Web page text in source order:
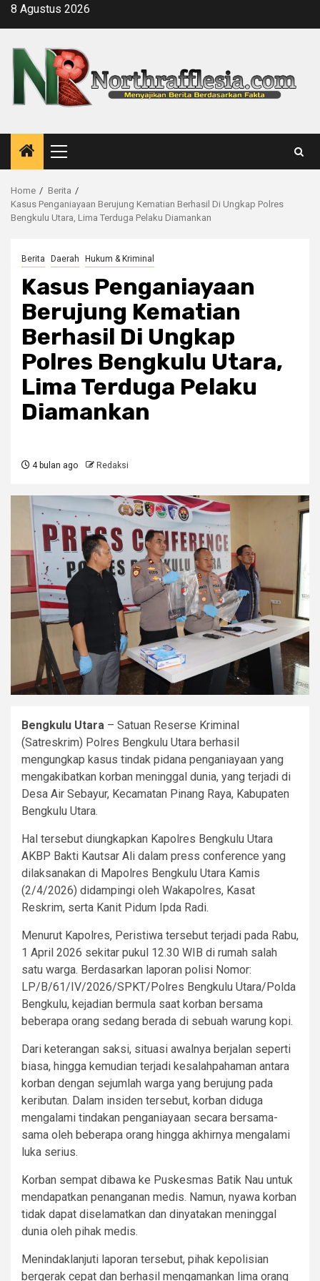
Skip8 Agustus 2026
Primary
Menu
Home
Berita
Kasus Penganiayaan Berujung Kematian Berhasil Di Ungkap Polres
Bengkulu Utara, Lima Terduga Pelaku Diamankan
Berita Daerah Hukum & Kriminal
Kasus Penganiayaan
Berujung Kematian
Berhasil Di Ungkap
Polres Bengkulu Utara,
Lima Terduga Pelaku
Diamankan
4 bulan ago Redaksi
Bengkulu Utara – Satuan Reserse Kriminal
(Satreskrim) Polres Bengkulu Utara berhasil
mengungkap kasus tindak pidana penganiayaan yang
mengakibatkan korban meninggal dunia, yang terjadi di
Desa Air Sebayur, Kecamatan Pinang Raya, Kabupaten
Bengkulu Utara.
Hal tersebut diungkapkan Kapolres Bengkulu Utara
AKBP Bakti Kautsar Ali dalam press conference yang
dilaksanakan di Mapolres Bengkulu Utara Kamis
(2/4/2026) didampingi oleh Wakapolres, Kasat
Reskrim, serta Kanit Pidum Ipda Radi.
Menurut Kapolres, Peristiwa tersebut terjadi pada Rabu,
1 April 2026 sekitar pukul 12.30 WIB di rumah salah
satu warga. Berdasarkan laporan polisi Nomor:
LP/B/61/IV/2026/SPKT/Polres Bengkulu Utara/Polda
Bengkulu, kejadian bermula saat korban bersama
beberapa orang sedang berada di sebuah warung kopi.
Dari keterangan saksi, situasi awalnya berjalan seperti
biasa, hingga kemudian terjadi kesalahpahaman antara
korban dengan sejumlah warga yang berujung pada
keributan. Dalam insiden tersebut, korban diduga
mengalami tindakan penganiayaan secara bersama-
sama oleh beberapa orang hingga akhirnya mengalami
luka serius.
Korban sempat dibawa ke Puskesmas Batik Nau untuk
mendapatkan penanganan medis. Namun, nyawa korban
tidak dapat diselamatkan dan dinyatakan meninggal
dunia oleh pihak medis.
Menindaklanjuti laporan tersebut, pihak kepolisian
bergerak cepat dan berhasil mengamankan lima orang